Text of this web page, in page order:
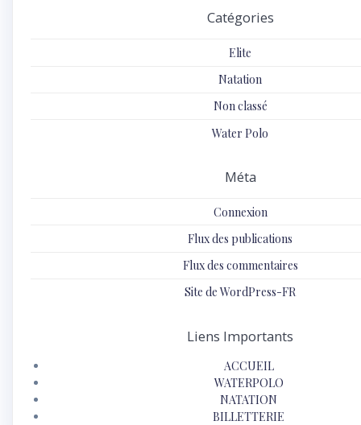
Catégories
Elite
Natation
Non classé
Water Polo
Méta
Connexion
Flux des publications
Flux des commentaires
Site de WordPress-FR
Liens Importants
ACCUEIL
WATERPOLO
NATATION
BILLETTERIE